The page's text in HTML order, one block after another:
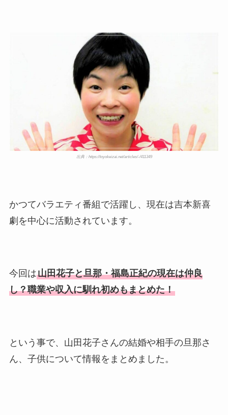
出典：https://toyokeizai.net/articles/-/411349
かつてバラエティ番組で活躍し、現在は吉本新喜
劇を中心に活動されています。
今回は山田花子と旦那・福島正紀の現在は仲良
し？職業や収入に馴れ初めもまとめた！
という事で、山田花子さんの結婚や相手の旦那さ
ん、子供について情報をまとめました。